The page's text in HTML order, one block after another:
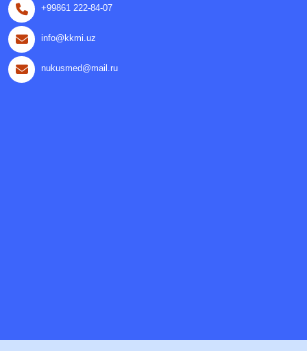
+99861 222-84-07
info@kkmi.uz
nukusmed@mail.ru